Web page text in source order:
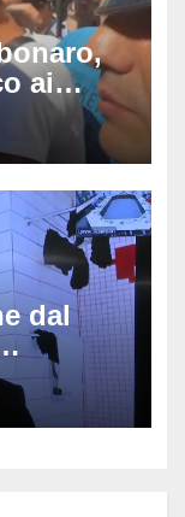
ai
non
dal